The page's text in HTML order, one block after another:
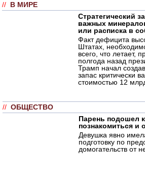
// В МИРЕ
Стратегический
важных
или расписка в
Факт дефицита
Штатах,
всего, что летает,
полгода назад
Трамп начал
запас критически
стоимостью 12
// ОБЩЕСТВО
Парень подошел
познакомиться и
Девушка явно
подготовку по
домогательств от